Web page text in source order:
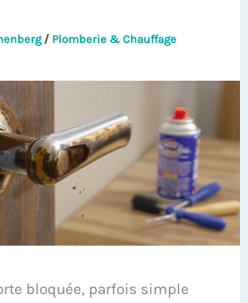
/ Plomberie & Chauffage
bloquée, parfois simple